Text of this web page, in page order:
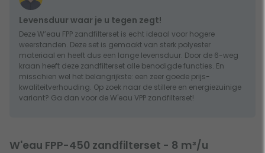
Levensduur waar je u tegen zegt!
Deze W’eau FPP zandfilterset is echt ideaal voor hogere
weerstanden. Deze set is gemaakt van sterk polyester
materiaal en heeft dus een lange levensduur. Door de 6-weg
kraan heeft deze zandfilterset alle benodigde functies. En
misschien wel het belangrijkste: een zeer goede prijs-
kwaliteitverhouding. Op zoek naar de stillere en energiezuinige
variant? Ga dan voor de W'eau VPP zandfilterset!
W'eau FPP-450 zandfilterset - 8 m³/u